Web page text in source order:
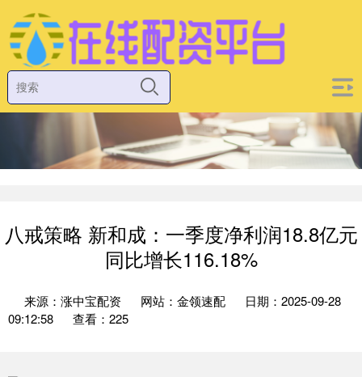
八戒策略 新和成：一季度净利润18.8亿元
同比增长116.18%
来源：涨中宝配资 网站：金领速配
日期：2025-09-28
09:12:58
查看：225